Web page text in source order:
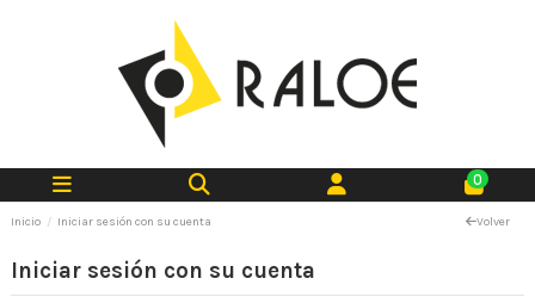
0
Inicio Iniciar sesión con su cuenta Volver
Iniciar sesión con su cuenta